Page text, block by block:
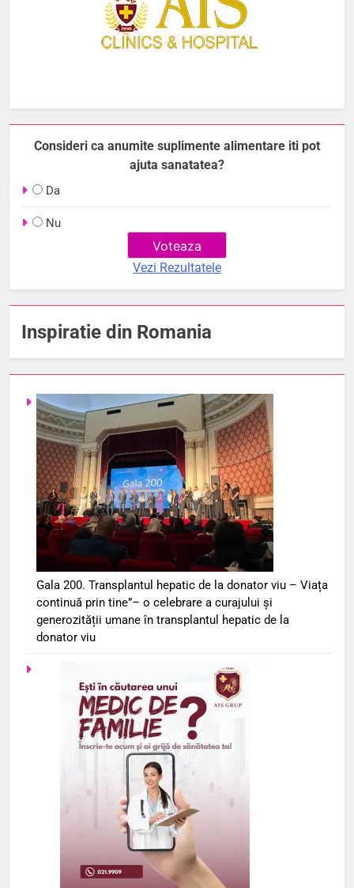
Consideri ca anumite suplimente alimentare iti pot
ajuta sanatatea?
Da
Nu
Vezi Rezultatele
Inspiratie din Romania
Gala 200. Transplantul hepatic de la donator viu – Viața
continuă prin tine”– o celebrare a curajului și
generozității umane în transplantul hepatic de la
donator viu